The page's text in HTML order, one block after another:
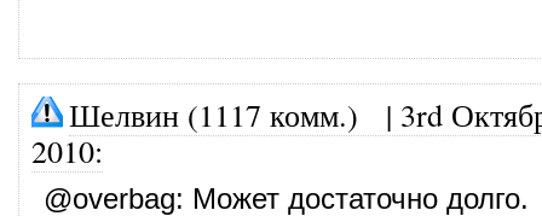
Шелвин (1117 комм.) | 3rd
2010:
@overbag: Может достаточно долго.